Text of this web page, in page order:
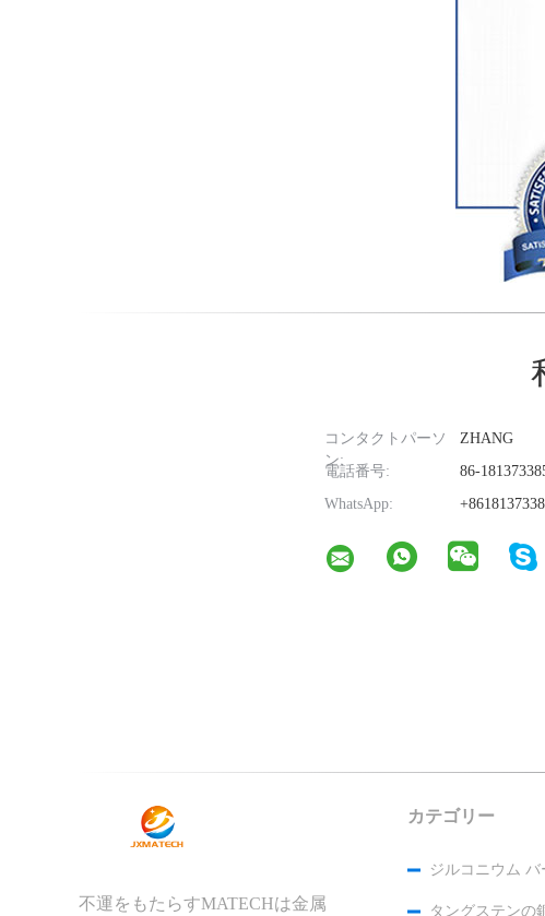
コンタクトパーソ
ン:
ZHANG
電話番号:
86-
WhatsApp:
不運をもたらすMATECHは金属
カテゴリー
ジルコニウム バ
タングステンの